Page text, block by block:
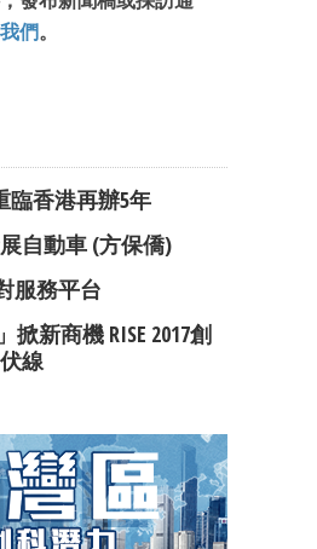
們。
臨香港再辦5年
自動車 (方保僑)
服務平台
新商機 RISE 2017創
線